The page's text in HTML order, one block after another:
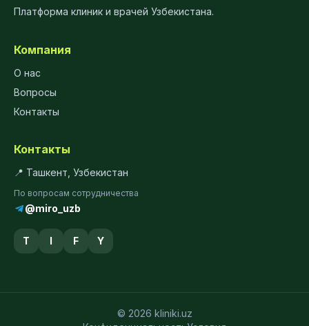
Платформа клиник и врачей Узбекистана.
Компания
О нас
Вопросы
Контакты
Контакты
📍 Ташкент, Узбекистан
По вопросам сотрудничества
@miro_uzb
T I F Y
© 2026 kliniki.uz